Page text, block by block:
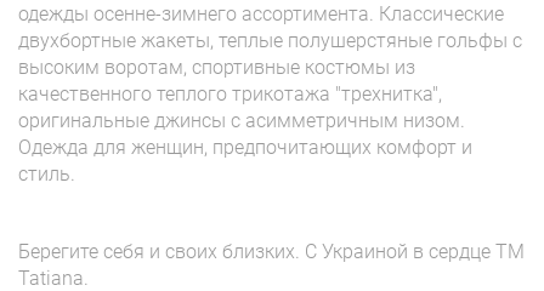
одежды осенне-зимнего ассортимента. Классические
двухбортные жакеты, теплые полушерстяные гольфы с
высоким воротам, спортивные костюмы из
качественного теплого трикотажа "трехнитка",
оригинальные джинсы с асимметричным низом.
Одежда для женщин, предпочитающих комфорт и
стиль.
Берегите себя и своих близких. С Украиной в сердце TM
Tatiana.